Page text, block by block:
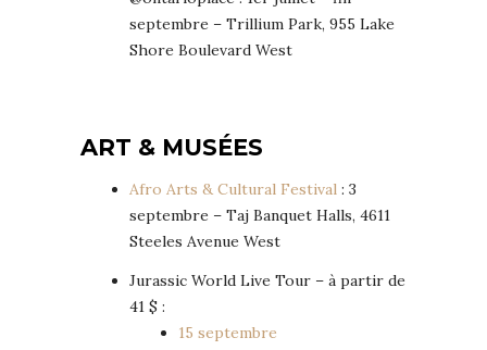
septembre – Trillium Park, 955 Lake
Shore Boulevard West
ART & MUSÉES
Afro Arts & Cultural Festival : 3
septembre – Taj Banquet Halls, 4611
Steeles Avenue West
Jurassic World Live Tour – à partir de
41 $ :
15 septembre